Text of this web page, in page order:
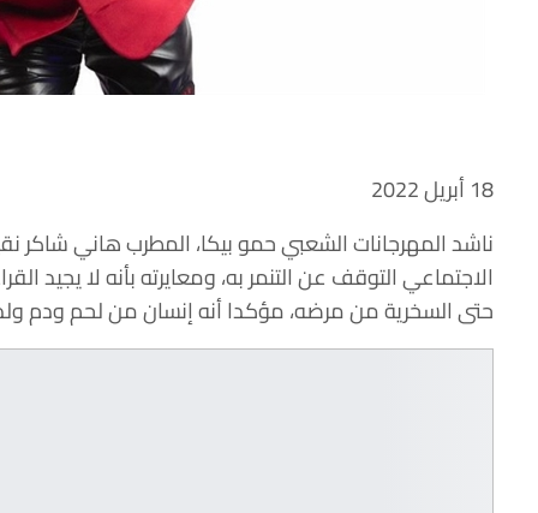
18 أبريل 2022
ناشد المهرجانات الشعبي حمو بيكا، المطرب هاني شاكر
الاجتماعي التوقف عن التنمر به، ومعايرته بأنه لا يجيد
حتى السخرية من مرضه، مؤكدا أنه إنسان من لحم ودم